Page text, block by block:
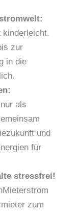
zur
in die
als
und
für
stressfrei!
zum